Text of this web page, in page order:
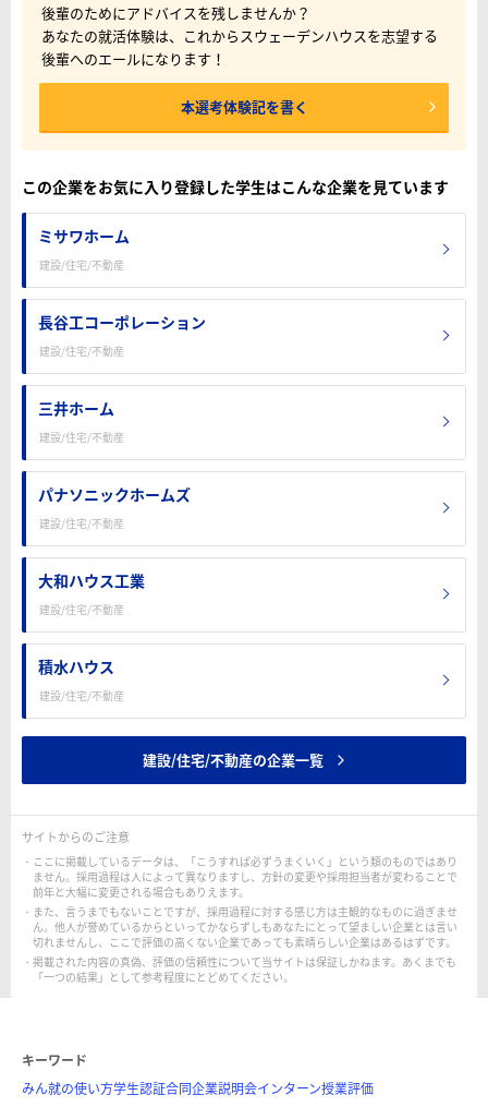
後輩のためにアドバイスを残しませんか？
あなたの就活体験は、これからスウェーデンハウスを志望する
後輩へのエールになります！
本選考体験記を書く
この企業をお気に入り登録した学生はこんな企業を見ています
ミサワホーム
建設/住宅/不動産
長谷工コーポレーション
建設/住宅/不動産
三井ホーム
建設/住宅/不動産
パナソニックホームズ
建設/住宅/不動産
大和ハウス工業
建設/住宅/不動産
積水ハウス
建設/住宅/不動産
建設/住宅/不動産の企業一覧
サイトからのご注意
ここに掲載しているデータは、「こうすれば必ずうまくいく」という類のものではあり
ません。採用過程は人によって異なりますし、方針の変更や採用担当者が変わることで
前年と大幅に変更される場合もありえます。
また、言うまでもないことですが、採用過程に対する感じ方は主観的なものに過ぎませ
ん。他人が誉めているからといってかならずしもあなたにとって望ましい企業とは言い
切れませんし、ここで評価の高くない企業であっても素晴らしい企業はあるはずです。
掲載された内容の真偽、評価の信頼性について当サイトは保証しかねます。あくまでも
「一つの結果」として参考程度にとどめてください。
キーワード
みん就の使い方学生認証合同企業説明会インターン授業評価